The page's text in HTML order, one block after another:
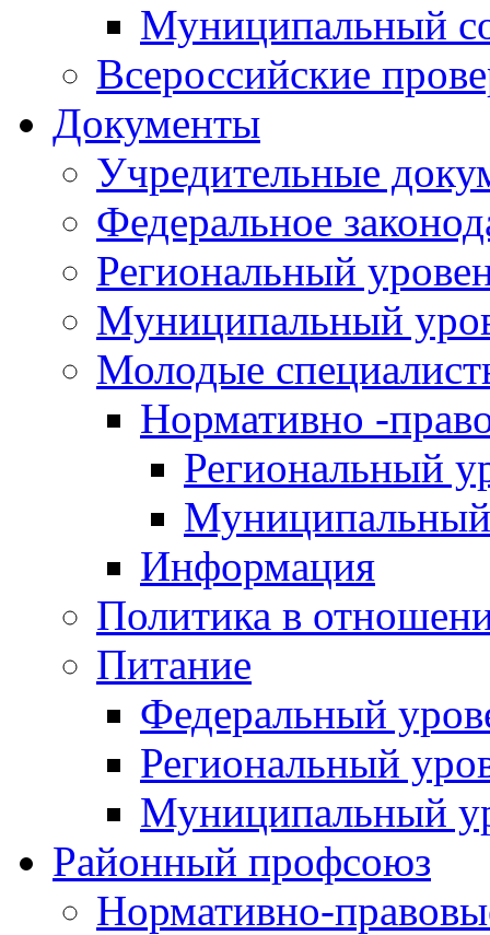
Муниципальный
Всероссийские
Документы
Учредительные
Федеральное
Региональный
Муниципальный
Молодые
Нормативно -
Региональный
Информация
Политика в
Питание
Федеральный
Региональный
Муниципальный
Районный профсоюз
Нормативно-